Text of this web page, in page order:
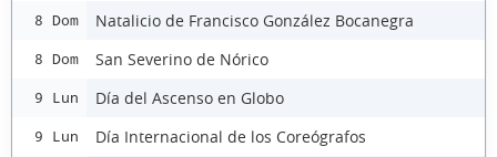
8 Dom Natalicio de Francisco González Bocanegra
8 Dom San Severino de Nórico
9 Lun Día del Ascenso en Globo
9 Lun Día Internacional de los Coreógrafos